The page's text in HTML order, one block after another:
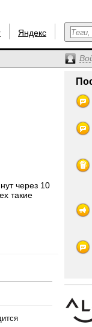
Яндекс
через 10
такие